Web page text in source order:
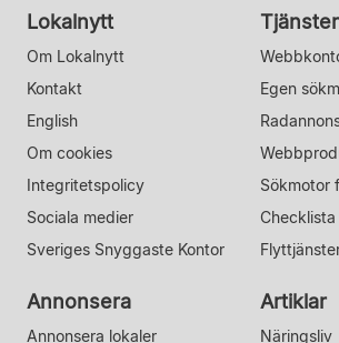
Lokalnytt
Om Lokalnytt
Kontakt
English
Om cookies
Integritetspolicy
Sociala medier
Sveriges Snyggaste Kontor
Tjänster
Egen
Sökmotor
Annonsera
Annonsera lokaler
Artiklar
Näringsliv